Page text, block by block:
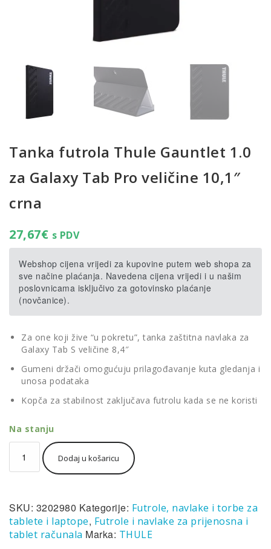
Tanka futrola Thule Gauntlet 1.0
za Galaxy Tab Pro veličine 10,1″
crna
27,67€ s PDV
Webshop cijena vrijedi za kupovine putem web shopa za
sve načine plaćanja. Navedena cijena vrijedi i u našim
poslovnicama isključivo za gotovinsko plaćanje
(novčanice).
Za one koji žive “u pokretu”, tanka zaštitna navlaka za
Galaxy Tab S veličine 8,4″
Gumeni držači omogućuju prilagođavanje kuta gledanja i
unosa podataka
Kopča za stabilnost zaključava futrolu kada se ne koristi
Na stanju
Tanka
futrola
Thule
za
Galaxy
Tab
Dodaj u košaricu
SKU: 3202980 Kategorije: Futrole, navlake i torbe za
tablete i laptope, Futrole i navlake za prijenosna i
tablet računala Marka: THULE